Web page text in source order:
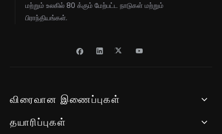
மற்றும் உலகில் 80 க்கும் மேற்பட்ட நாடுகள் மற்றும்
பிராந்தியங்கள்.
விரைவான இணைப்புகள்
தயாரிப்புகள்